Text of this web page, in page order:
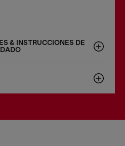
& INSTRUCCIONES DE